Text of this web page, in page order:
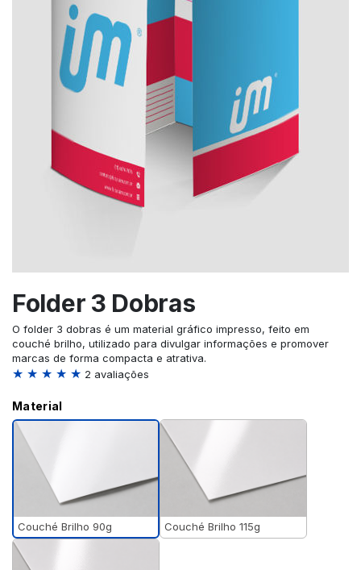
Folder 3 Dobras
O folder 3 dobras é um material gráfico impresso, feito em
couché brilho, utilizado para divulgar informações e promover
marcas de forma compacta e atrativa.
★ ★ ★ ★ ★ 2 avaliações
Material
Couché Brilho 90g Couché Brilho 115g